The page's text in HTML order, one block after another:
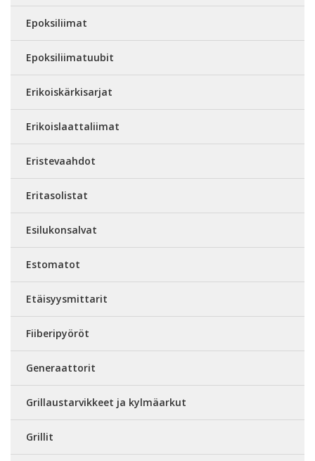
Epoksiliimat
Epoksiliimatuubit
Erikoiskärkisarjat
Erikoislaattaliimat
Eristevaahdot
Eritasolistat
Esilukonsalvat
Estomatot
Etäisyysmittarit
Fiiberipyöröt
Generaattorit
Grillaustarvikkeet ja kylmäarkut
Grillit